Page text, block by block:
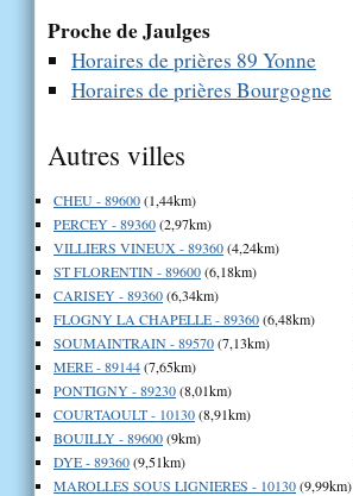
Proche de Jaulges
Horaires de prières 89 Yonne
Horaires de prières Bourgogne
Autres villes
CHEU - 89600(1,44km)
PERCEY - 89360(2,97km)
VILLIERS VINEUX - 89360(4,24km)
ST FLORENTIN - 89600(6,18km)
CARISEY - 89360(6,34km)
FLOGNY LA CHAPELLE - 89360(6,48km)
SOUMAINTRAIN - 89570(7,13km)
MERE - 89144(7,65km)
PONTIGNY - 89230(8,01km)
COURTAOULT - 10130(8,91km)
BOUILLY - 89600(9km)
DYE - 89360(9,51km)
MAROLLES SOUS LIGNIERES - 10130(9,99km)